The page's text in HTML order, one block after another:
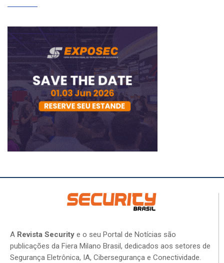
A Revista Security e o seu Portal de Notícias são
publicações da Fiera Milano Brasil, dedicados aos setores de
Segurança Eletrônica, IA, Cibersegurança e Conectividade.